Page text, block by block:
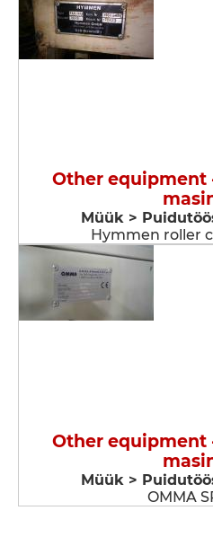
Other equipment
Müük >
Hymmen roller
Other equipment
Müük >
OMMA